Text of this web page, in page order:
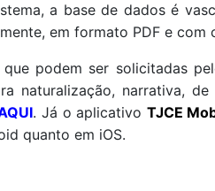
a base de dados é
em formato PDF e com
podem ser solicitadas
naturalização, narrativa,
. Já o aplicativo TJCE
quanto em iOS.